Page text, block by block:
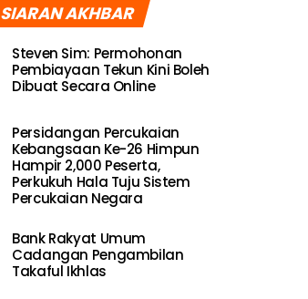
SIARAN AKHBAR
Steven Sim: Permohonan
Pembiayaan Tekun Kini Boleh
Dibuat Secara Online
Persidangan Percukaian
Kebangsaan Ke-26 Himpun
Hampir 2,000 Peserta,
Perkukuh Hala Tuju Sistem
Percukaian Negara
Bank Rakyat Umum
Cadangan Pengambilan
Takaful Ikhlas